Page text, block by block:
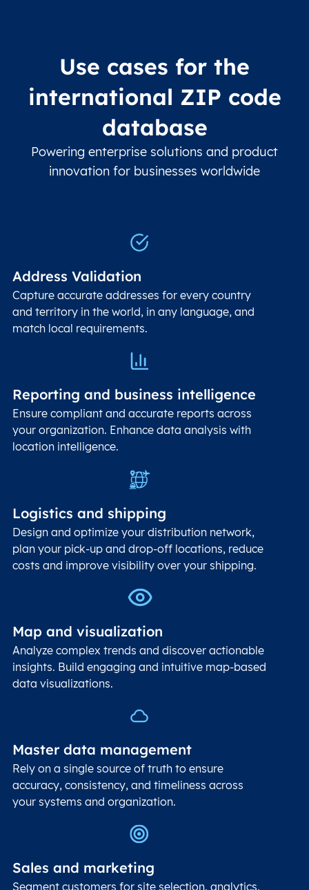
Use cases for the
international ZIP code
database
Powering enterprise solutions and product
innovation for businesses worldwide
Address Validation
Capture accurate addresses for every country
and territory in the world, in any language, and
match local requirements.
Reporting and business intelligence
Ensure compliant and accurate reports across
your organization. Enhance data analysis with
location intelligence.
Logistics and shipping
Design and optimize your distribution network,
plan your pick-up and drop-off locations, reduce
costs and improve visibility over your shipping.
Map and visualization
Analyze complex trends and discover actionable
insights. Build engaging and intuitive map-based
data visualizations.
Master data management
Rely on a single source of truth to ensure
accuracy, consistency, and timeliness across
your systems and organization.
Sales and marketing
Segment customers for site selection, analytics,